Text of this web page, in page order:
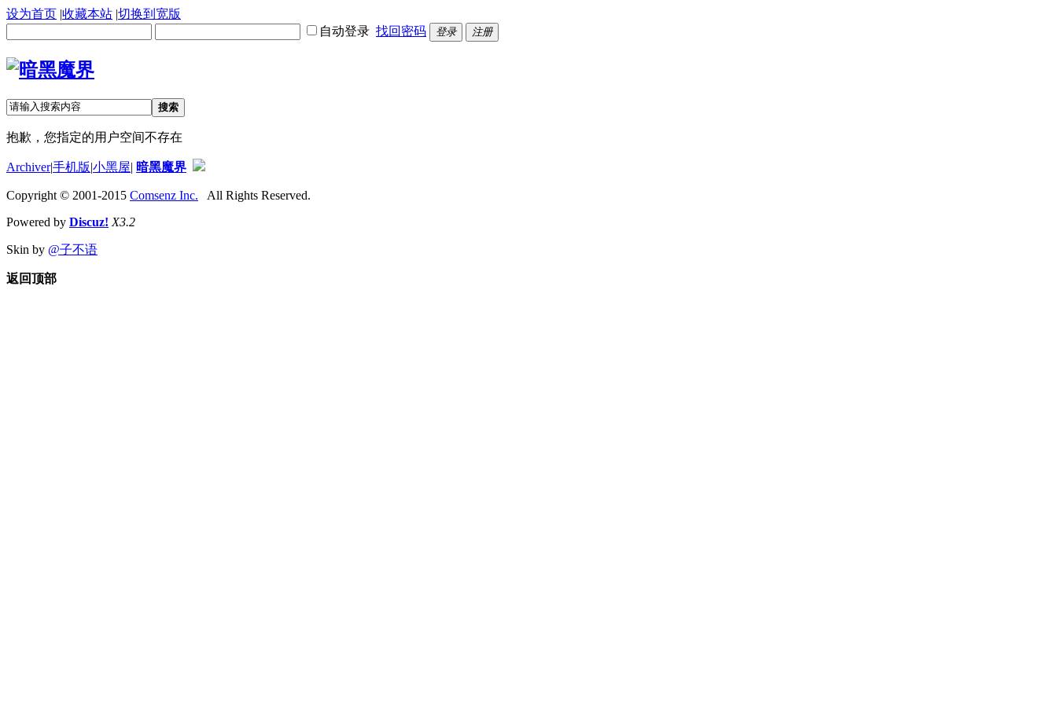
设为首页 |收藏本站 |切换到宽版
自动登录 找回密码 登录 注册
搜索
抱歉，您指定的用户空间不存在
Archiver|手机版|小黑屋| 暗黑魔界
Copyright © 2001-2015 Comsenz Inc. All Rights Reserved.
Powered by Discuz! X3.2
Skin by @子不语
返回顶部